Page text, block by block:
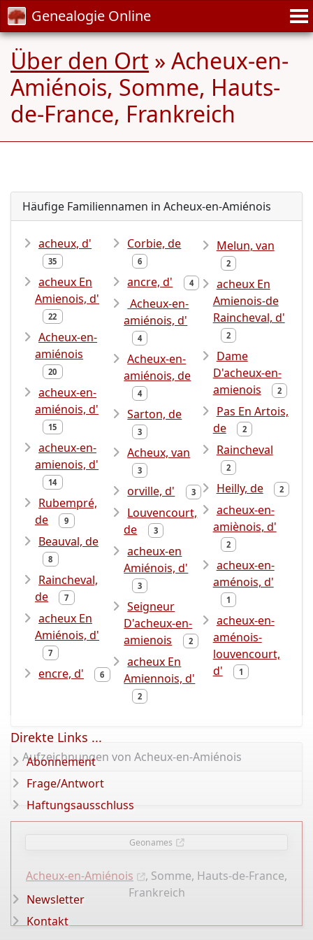
Genealogie Online
Über den Ort » Acheux-en-
Amiénois, Somme, Hauts-
de-France, Frankreich
Häufige Familiennamen in Acheux-en-Amiénois
acheux, d'
35
acheux En
Amienois, d'
22
Acheux-en-
amiénois
20
acheux-en-
amiénois, d'
15
acheux-en-
amienois, d'
14
Rubempré,
de
9
Beauval, de
8
Raincheval,
de
7
acheux En
Amiénois, d'
7
encre, d' 6
Corbie, de
6
ancre, d' 4
Acheux-en-
amiénois, d'
4
Acheux-en-
amiénois, de
4
Sarton, de
3
Acheux, van
3
orville, d' 3
Louvencourt,
de
3
acheux-en
Amiénois, d'
3
Seigneur
D'acheux-en-
amienois
2
acheux En
Amiennois, d'
2
Melun, van
2
acheux En
Amienois-de
Raincheval, d'
2
Dame
D'acheux-en-
amienois
2
Pas En Artois,
de
2
Raincheval
2
Heilly, de 2
acheux-en-
amiènois, d'
2
acheux-en-
aménois, d'
1
acheux-en-
aménois-
louvencourt,
d'
1
Aufzeichnungen von Acheux-en-Amiénois
Geonames
Acheux-en-Amiénois
, Somme, Hauts-de-France,
Frankreich
Direkte Links ...
Abonnement
Frage/Antwort
Haftungsausschluss
Newsletter
Kontakt